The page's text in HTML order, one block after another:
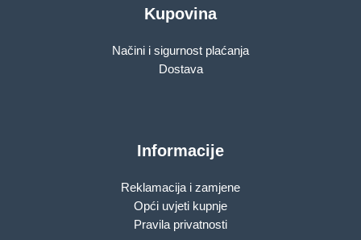
Kupovina
Načini i sigurnost plaćanja
Dostava
Informacije
Reklamacija i zamjene
Opći uvjeti kupnje
Pravila privatnosti